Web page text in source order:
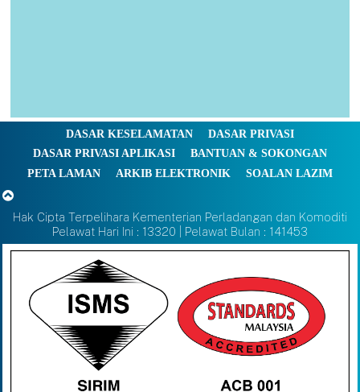
DASAR KESELAMATAN
DASAR PRIVASI
DASAR PRIVASI APLIKASI
BANTUAN & SOKONGAN
PETA LAMAN
ARKIB ELEKTRONIK SOALAN LAZIM
Hak Cipta Terpelihara Kementerian Perladangan dan Komoditi
Pelawat Hari Ini : 13320 | Pelawat Bulan : 141453